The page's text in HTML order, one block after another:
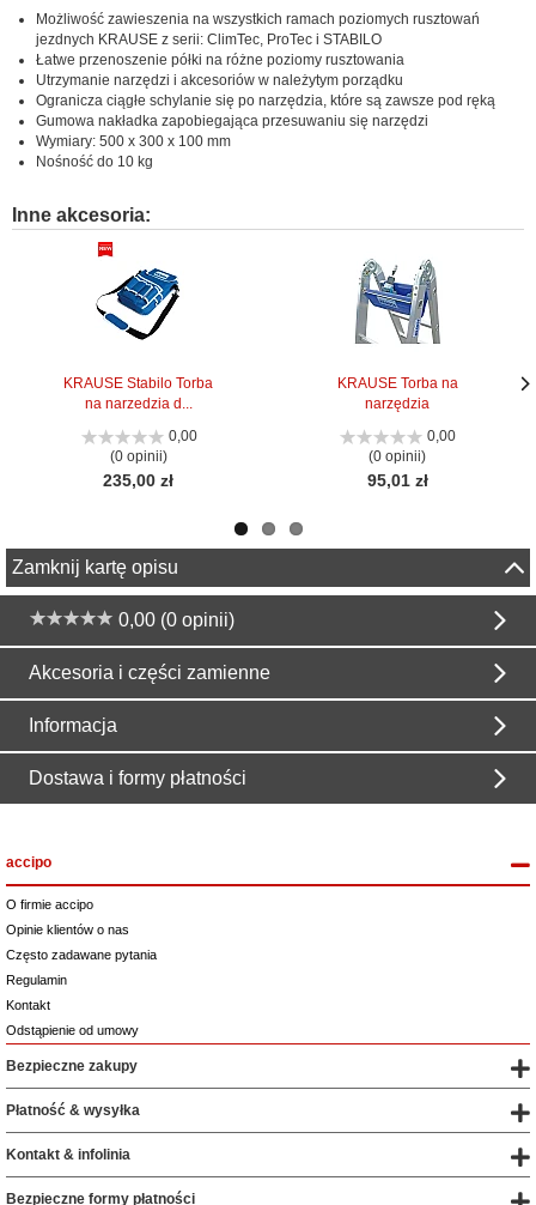
Możliwość zawieszenia na wszystkich ramach poziomych rusztowań
jezdnych KRAUSE z serii: ClimTec, ProTec i STABILO
Łatwe przenoszenie półki na różne poziomy rusztowania
Utrzymanie narzędzi i akcesoriów w należytym porządku
Ogranicza ciągłe schylanie się po narzędzia, które są zawsze pod ręką
Gumowa nakładka zapobiegająca przesuwaniu się narzędzi
Wymiary: 500 x 300 x 100 mm
Nośność do 10 kg
Inne akcesoria:
KRAUSE Stabilo Torba
na narzedzia d...
0,00
(0 opinii)
235,00 zł
KRAUSE Torba na
narzędzia
0,00
(0 opinii)
95,01 zł
Zamknij kartę opisu
0,00 (0 opinii)
Akcesoria i części zamienne
Informacja
Dostawa i formy płatności
accipo
O firmie accipo
Opinie klientów o nas
Często zadawane pytania
Regulamin
Kontakt
Odstąpienie od umowy
Bezpieczne zakupy
Płatność & wysyłka
Kontakt & infolinia
Bezpieczne formy płatności